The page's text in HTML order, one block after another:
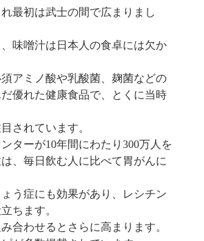
最初は武士の間で広まりまし
味噌汁は日本人の食卓には欠か
アミノ酸や乳酸菌、麹菌などの
優れた健康食品で、とくに当時
されています。
ターが10年間にわたり 300万人を
、毎日飲む人に比べて胃がんに
う症にも効果があり、レシチン
ちます。
合わせるとさらに高まります。